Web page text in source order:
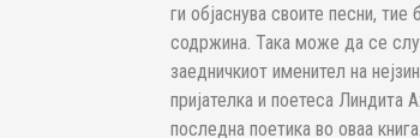
ги објаснува своите песни,
содржина. Taка може да се
заедничкиот именител на
пријателка и поетеса Линдита
последна поетика во оваа книга.